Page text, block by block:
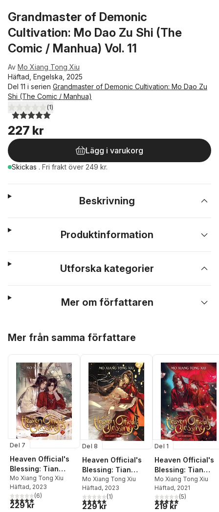
Grandmaster of Demonic
Cultivation: Mo Dao Zu Shi (The
Comic / Manhua) Vol. 11
Av Mo Xiang Tong Xiu
Häftad, Engelska, 2025
Del 11 i serien Grandmaster of Demonic Cultivation: Mo Dao Zu
Shi (The Comic / Manhua)
5,0utav 5 stjärnor. Totalt antal röster:
(1)
227 kr
Lägg i varukorg
Skickas . Fri frakt över 249 kr.
Beskrivning
Produktinformation
Utforska kategorier
Mer om författaren
Mer från samma författare
Del 7
Heaven Official's
Blessing: Tian
Guan Ci Fu (Novel)
Vol. 7
Mo Xiang Tong Xiu
Häftad, 2023
5,0utav 5 stjärnor. Totalt antal röster:
(6)
229 kr
Del 8
Heaven Official's
Blessing: Tian
Guan Ci Fu (Novel)
Vol. 8
Mo Xiang Tong Xiu
Häftad, 2023
5,0utav 5 stjärnor. Totalt antal röster:
(1)
229 kr
Del 1
Heaven Official's
Blessing: Tian
Guan Ci Fu (Novel)
Vol. 1
Mo Xiang Tong Xiu
Häftad, 2021
5,0utav 5 stjärnor.
(5)
219 kr